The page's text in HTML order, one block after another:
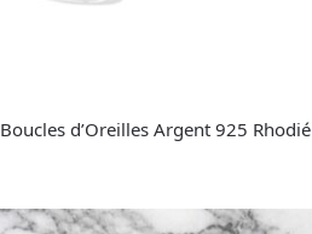
Boucles d’Oreilles Argent 925 Rhodié